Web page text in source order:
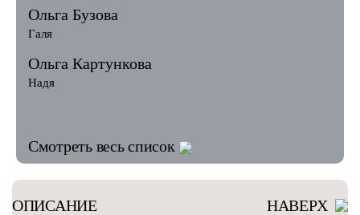
Ольга Бузова
Галя
Ольга Картункова
Надя
Смотреть весь список
ОПИСАНИЕ НАВЕРХ